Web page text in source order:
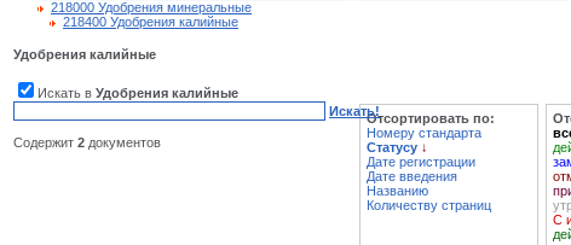
218000 Удобрения минеральные
218400 Удобрения калийные
Удобрения калийные
Искать в Удобрения калийные
Искать!
Содержит 2 документов
Отсортировать по:
Номеру стандарта
Статусу ↓
Дате регистрации
Дате введения
Названию
Количеству страниц
С